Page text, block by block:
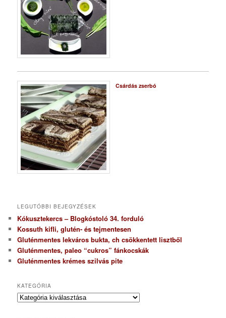
Csárdás zserbó
LEGUTÓBBI BEJEGYZÉSEK
Kókusztekercs – Blogkóstoló 34. forduló
Kossuth kifli, glutén- és tejmentesen
Gluténmentes lekváros bukta, ch csökkentett lisztből
Gluténmentes, paleo “cukros” fánkocskák
Gluténmentes krémes szilvás pite
KATEGÓRIA
K